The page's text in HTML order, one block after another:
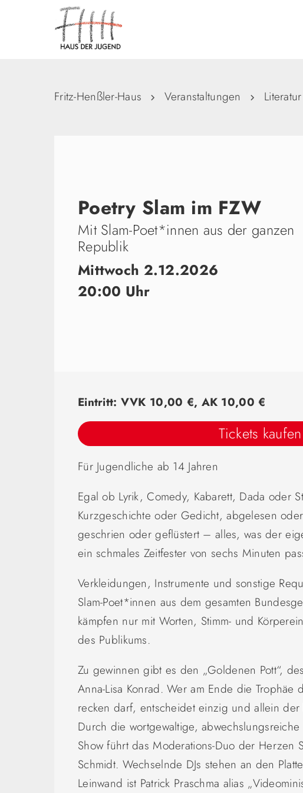
Fritz-Henßler-Haus Veranstaltungen
Poetry Slam im FZW
Mit Slam-Poet*innen aus der ganzen
Republik
Mittwoch 2.12.2026
20:00 Uhr
Eintritt: VVK 10,00 €, AK 10,00 €
Tickets kaufen
Für Jugendliche ab 14 Jahren
Egal ob Lyrik, Comedy, Kabarett, Dada oder
Kurzgeschichte oder Gedicht, abgelesen
geschrien oder geflüstert – alles, was der
ein schmales Zeitfester von sechs Minuten
Verkleidungen, Instrumente und sonstige
Slam-Poet*innen aus dem gesamten
kämpfen nur mit Worten, Stimm- und
des Publikums.
Zu gewinnen gibt es den „Goldenen Pott“,
Anna-Lisa Konrad. Wer am Ende die
recken darf, entscheidet einzig und allein der
Durch die wortgewaltige, abwechslungsreiche
Show führt das Moderations-Duo der Herzen
Schmidt. Wechselnde DJs stehen an den
Leinwand ist Patrick Praschma alias